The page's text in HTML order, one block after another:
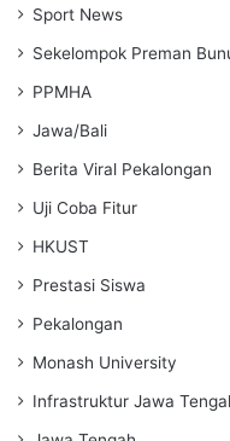
Sport News
Sekelompok Preman
PPMHA
Jawa/Bali
Berita Viral Pekalongan
Uji Coba Fitur
HKUST
Prestasi Siswa
Pekalongan
Monash University
Infrastruktur Jawa